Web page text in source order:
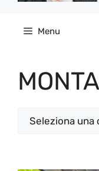
Menu
Categorie